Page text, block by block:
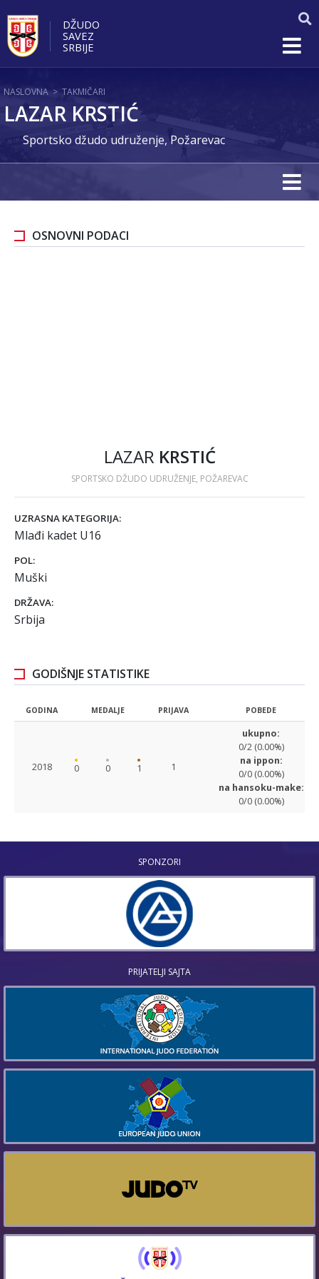
DŽUDO
SAVEZ
SRBIJE
NASLOVNA > TAKMIČARI
LAZAR KRSTIĆ
Sportsko džudo udruženje, Požarevac
OSNOVNI PODACI
LAZAR KRSTIĆ
SPORTSKO DŽUDO UDRUŽENJE, POŽAREVAC
UZRASNA KATEGORIJA:
Mlađi kadet U16
POL:
Muški
DRŽAVA:
Srbija
GODIŠNJE STATISTIKE
GODINA MEDALJE PRIJAVA POBEDE
2018 0 0 1 1
ukupno:
0/2 (0.00%)
na ippon:
0/0 (0.00%)
na hansoku-make:
0/0 (0.00%)
SPONZORI
PRIJATELJI SAJTA